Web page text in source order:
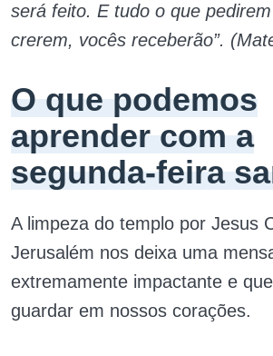
será feito. E tudo o que
crerem, vocês receberão”.
O que podemos
aprender com a
segunda-feira
A limpeza do templo por Jesus
Jerusalém nos deixa uma
extremamente impactante e
guardar em nossos corações.